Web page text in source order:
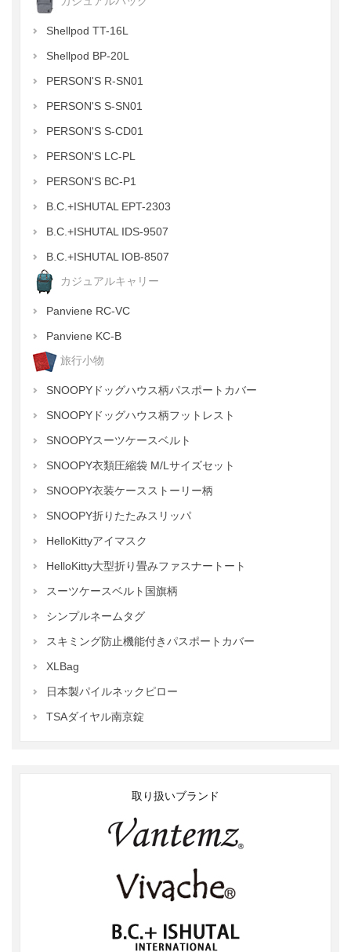
Shellpod TT-16L
Shellpod BP-20L
PERSON'S R-SN01
PERSON'S S-SN01
PERSON'S S-CD01
PERSON'S LC-PL
PERSON'S BC-P1
B.C.+ISHUTAL EPT-2303
B.C.+ISHUTAL IDS-9507
B.C.+ISHUTAL IOB-8507
カジュアルキャリー
Panviene RC-VC
Panviene KC-B
旅行小物
SNOOPYドッグハウス柄パスポートカバー
SNOOPYドッグハウス柄フットレスト
SNOOPYスーツケースベルト
SNOOPY衣類圧縮袋 M/Lサイズセット
SNOOPY衣装ケースストーリー柄
SNOOPY折りたたみスリッパ
HelloKittyアイマスク
HelloKitty大型折り畳みファスナートート
スーツケースベルト国旗柄
シンプルネームタグ
スキミング防止機能付きパスポートカバー
XLBag
日本製パイルネックピロー
TSAダイヤル南京錠
取り扱いブランド